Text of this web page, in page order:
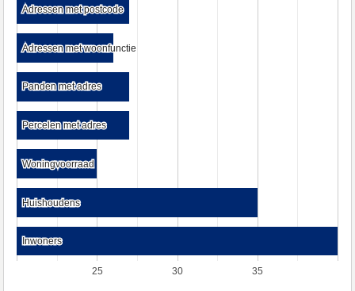
25 30 35
Adressen met postcode
Adressen met postcode
Adressen met woonfunctie
Adressen met woonfunctie
Panden met adres
Panden met adres
Percelen met adres
Percelen met adres
Woningvoorraad
Woningvoorraad
Huishoudens
Huishoudens
Inwoners
Inwoners